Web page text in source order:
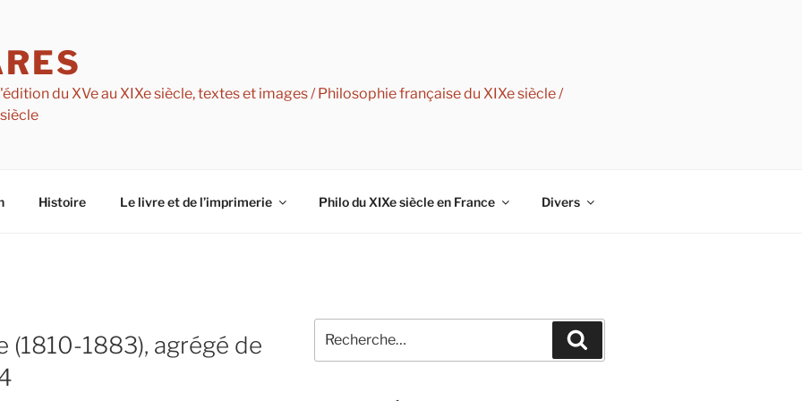
du XVe au XIXe siècle, textes et images / Philosophie française du XIXe siècle /
Histoire Le livre et de l’imprimerie Philo du XIXe siècle en France Divers
(1810-1883), agrégé de
pour
: